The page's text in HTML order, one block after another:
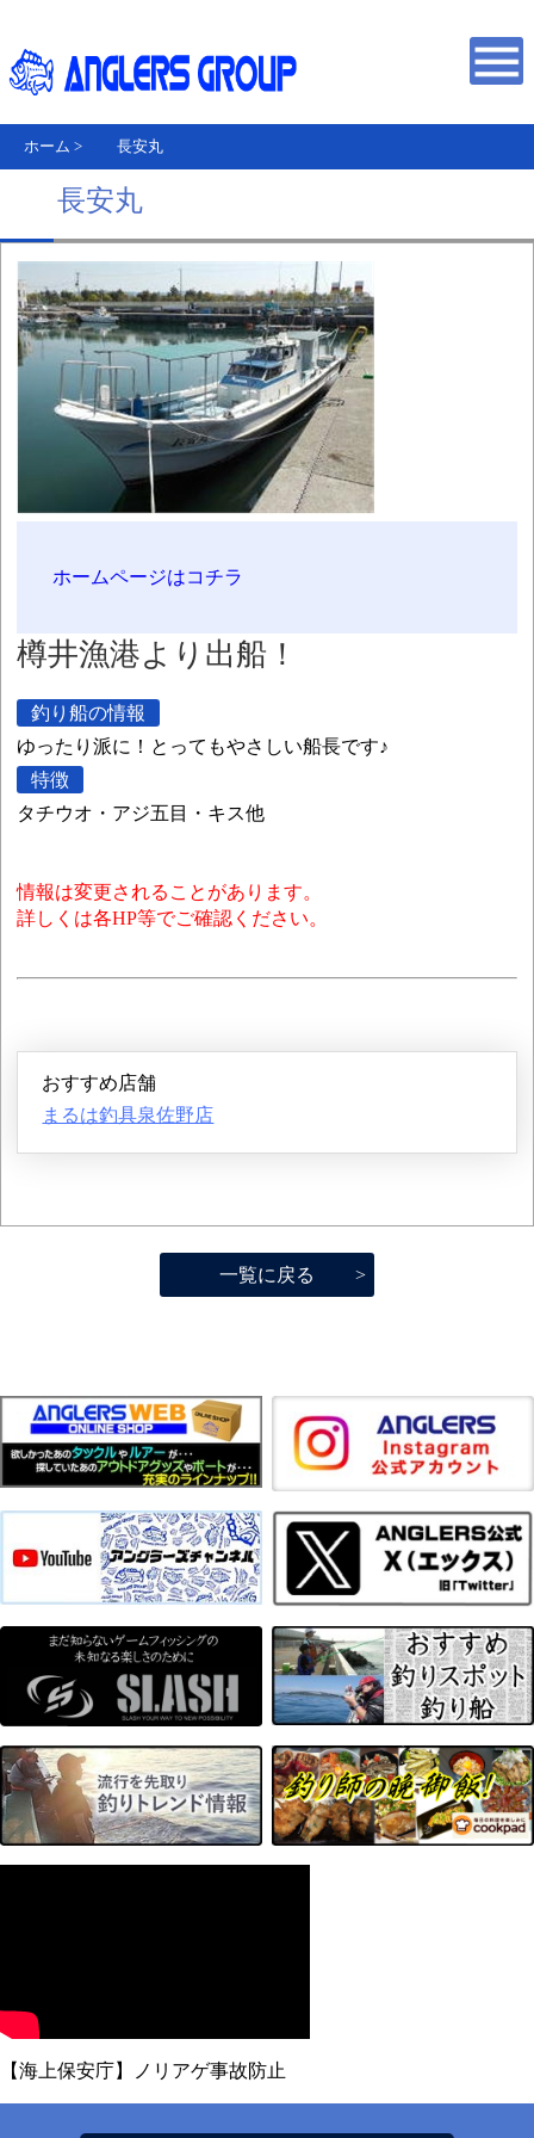
ホーム > 長安丸
長安丸
ホームページはコチラ
樽井漁港より出船！
釣り船の情報
ゆったり派に！とってもやさしい船長です♪
特徴
タチウオ・アジ五目・キス他
情報は変更されることがあります。
詳しくは各HP等でご確認ください。
おすすめ店舗
まるは釣具泉佐野店
一覧に戻る
【海上保安庁】ノリアゲ事故防止